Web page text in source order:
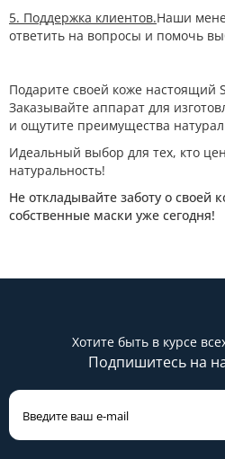
5. Поддержка клиентов.Наши
ответить на вопросы и помочь
Подарите своей коже настоящий
Заказывайте аппарат для
и ощутите преимущества
Идеальный выбор для тех, кто
натуральность!
Не откладывайте заботу о своей
собственные маски уже сегодня!
Хотите быть в курсе
Подпишитесь на